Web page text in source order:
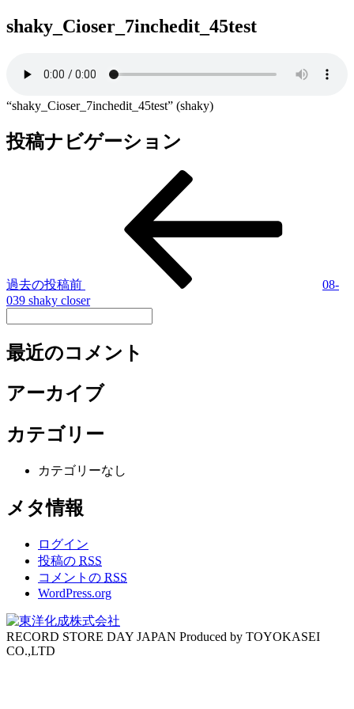
shaky_Cioser_7inchedit_45test
“shaky_Cioser_7inchedit_45test” (shaky)
投稿ナビゲーション
過去の投稿前
08-
039 shaky closer
最近のコメント
アーカイブ
カテゴリー
カテゴリーなし
メタ情報
ログイン
投稿の RSS
コメントの RSS
WordPress.org
RECORD STORE DAY JAPAN Produced by TOYOKASEI
CO.,LTD